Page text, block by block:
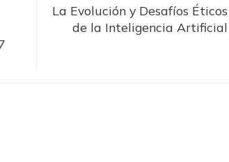
La Evolución y Desafíos Éticos
de la Inteligencia Artificial